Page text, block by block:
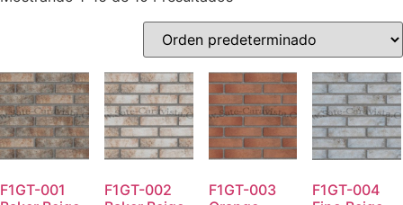
F1GT-001
F1GT-002
F1GT-003
F1GT-004